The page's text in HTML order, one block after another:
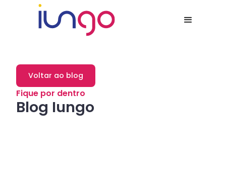
Fique por dentro
Blog Iungo
Voltar ao blog